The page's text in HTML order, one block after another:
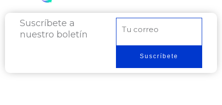
Suscríbete a
nuestro boletín
electrónico
Suscríbete